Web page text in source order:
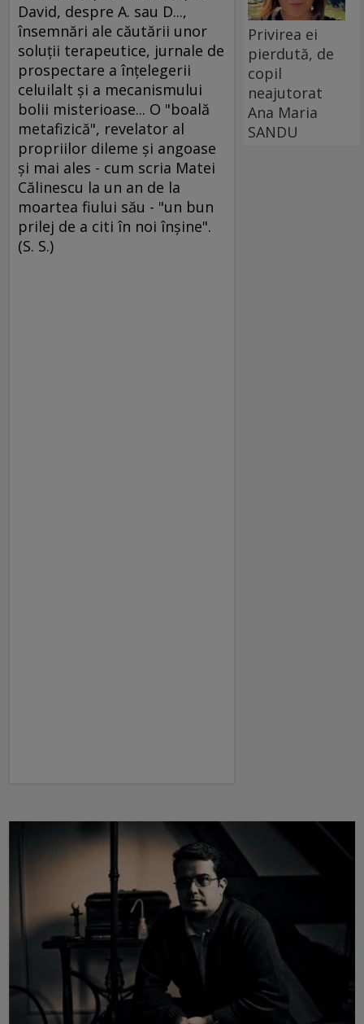
David, despre A. sau D...,
însemnări ale căutării unor
soluţii terapeutice, jurnale de
prospectare a înţelegerii
celuilalt şi a mecanismului
bolii misterioase... O "boală
metafizică", revelator al
propriilor dileme şi angoase
şi mai ales - cum scria Matei
Călinescu la un an de la
moartea fiului său - "un bun
prilej de a citi în noi înşine".
(S. S.)
Privirea ei
pierdută, de
copil
neajutorat
Ana Maria
SANDU